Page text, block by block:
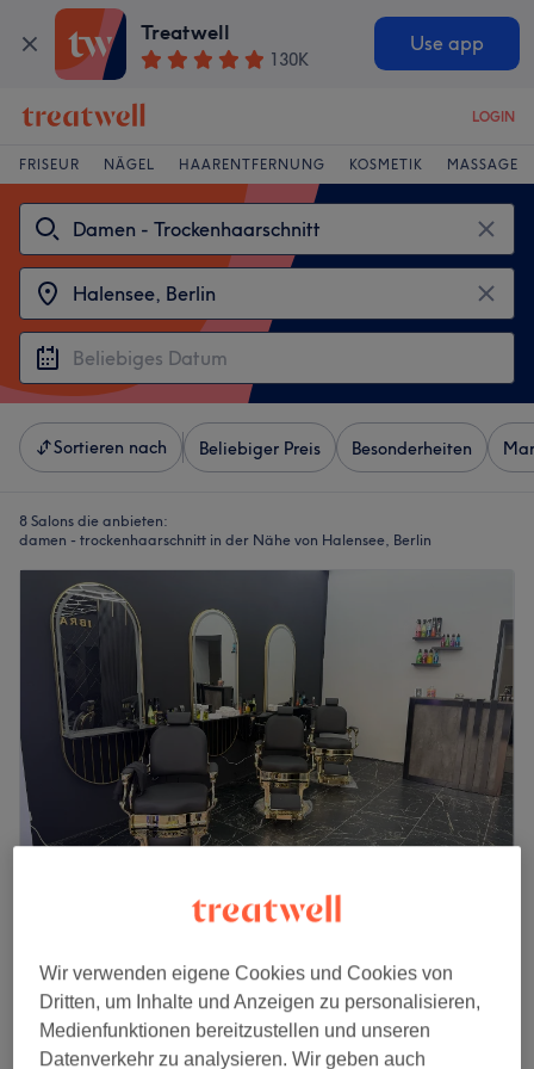
Treatwell
130K
Use app
LOGIN
FRISEUR NÄGEL HAARENTFERNUNG KOSMETIK MASSAGE
Sortieren nach Beliebiger Preis Besonderheiten
8 Salons die anbieten:
damen - trockenhaarschnitt in der Nähe von Halensee, Berlin
Klausenerkiez, Berlin
Auf Karte anzeigen
Damen - Trockenschnitt
30 Min. - 40 Min.
ab 45 €
Schnellansicht Saloninfos
Wir verwenden eigene Cookies und Cookies von
Dritten, um Inhalte und Anzeigen zu personalisieren,
Medienfunktionen bereitzustellen und unseren
Datenverkehr zu analysieren. Wir geben auch